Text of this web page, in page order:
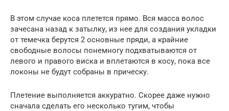
В этом случае коса плетется прямо. Вся масса волос
зачесана назад к затылку, из нее для создания укладки
от темечка берутся 2 основные пряди, а крайние
свободные волосы понемногу подхватываются от
левого и правого виска и вплетаются в косу, пока все
локоны не будут собраны в прическу.
Плетение выполняется аккуратно. Скорее даже нужно
сначала сделать его несколько тугим, чтобы